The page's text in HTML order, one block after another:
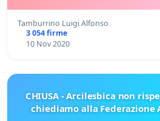
Tamburrino Luigi Alfonso
3 054 firme
10 Nov 2020
CHIUSA - Arcilesbica non
chiediamo alla